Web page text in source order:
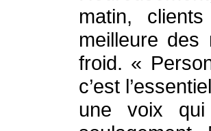
matin,
meilleure
froid. «
c’est
une voix